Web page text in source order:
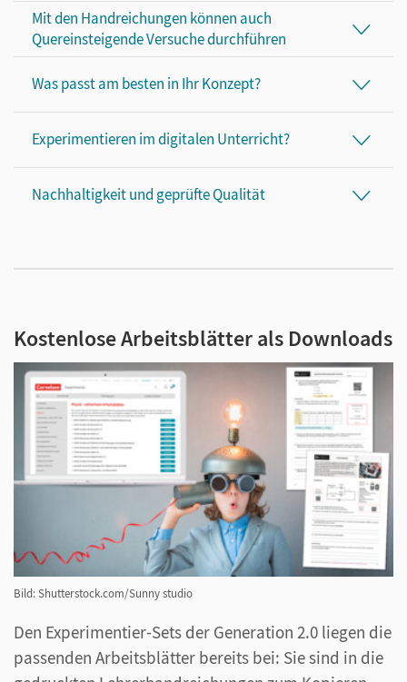
Mit den Handreichungen können auch
Quereinsteigende Versuche durchführen
Was passt am besten in Ihr Konzept?
Experimentieren im digitalen Unterricht?
Nachhaltigkeit und geprüfte Qualität
Kostenlose Arbeitsblätter als Downloads
Bild: Shutterstock.com/Sunny studio
Den Experimentier-Sets der Generation 2.0 liegen die
passenden Arbeitsblätter bereits bei: Sie sind in die